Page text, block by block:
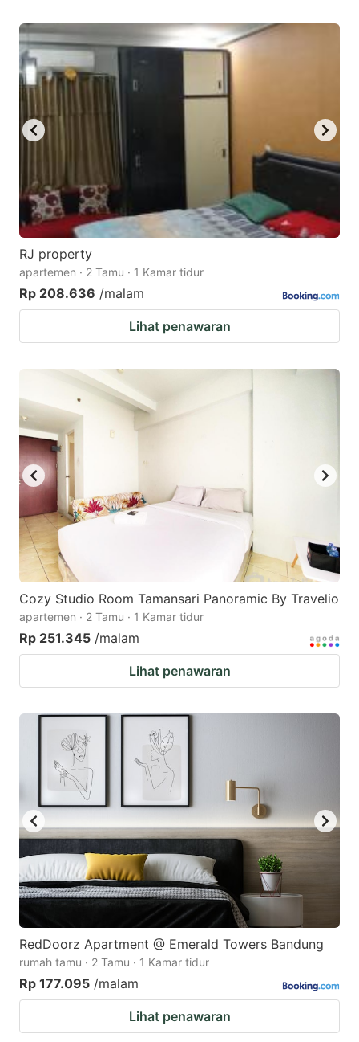
RJ property
apartemen · 2 Tamu · 1 Kamar tidur
Rp 208.636 /malam
Lihat penawaran
Cozy Studio Room Tamansari Panoramic By Travelio
apartemen · 2 Tamu · 1 Kamar tidur
Rp 251.345 /malam
Lihat penawaran
RedDoorz Apartment @ Emerald Towers Bandung
rumah tamu · 2 Tamu · 1 Kamar tidur
Rp 177.095 /malam
Lihat penawaran